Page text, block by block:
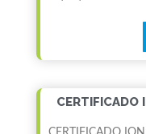
CERTIFICADO